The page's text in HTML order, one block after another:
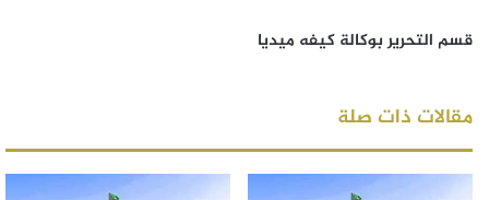
قسم التحرير بوكالة كيفه ميديا
مقالات ذات صلة